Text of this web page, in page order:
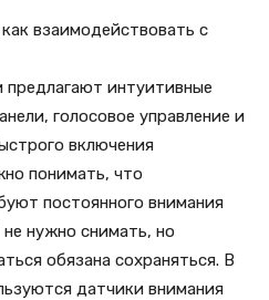
взаимодействовать с
интуитивные
голосовое управление и
включения
понимать, что
постоянного внимания
нужно снимать, но
обязана сохраняться. В
датчики внимания